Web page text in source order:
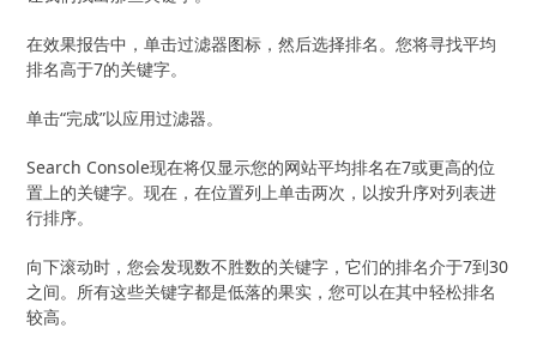
在效果报告中，单击过滤器图标，然后选择排名。您将寻找平均
排名高于7的关键字。
单击“完成”以应用过滤器。
Search Console现在将仅显示您的网站平均排名在7或更高的位
置上的关键字。现在，在位置列上单击两次，以按升序对列表进
行排序。
向下滚动时，您会发现数不胜数的关键字，它们的排名介于7到30
之间。所有这些关键字都是低落的果实，您可以在其中轻松排名
较高。